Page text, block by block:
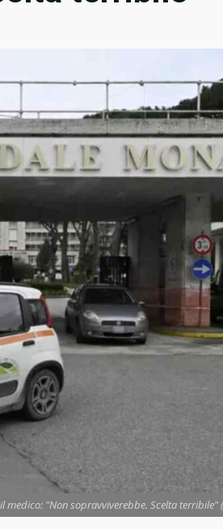
"Non sopravviverebbe. Scelta terribile"